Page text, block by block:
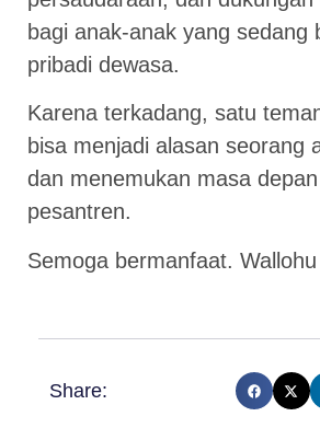
bagi anak-anak yang sedang
pribadi dewasa.
Karena terkadang, satu
bisa menjadi alasan seorang
dan menemukan masa
pesantren.
Semoga bermanfaat. Wallohu
Share: